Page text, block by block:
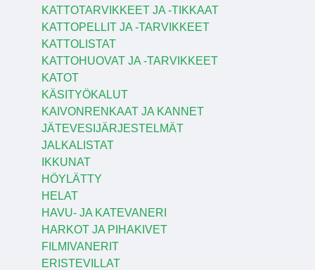
KATTOTARVIKKEET JA -TIKKAAT
KATTOPELLIT JA -TARVIKKEET
KATTOLISTAT
KATTOHUOVAT JA -TARVIKKEET
KATOT
KÄSITYÖKALUT
KAIVONRENKAAT JA KANNET
JÄTEVESIJÄRJESTELMÄT
JALKALISTAT
IKKUNAT
HÖYLÄTTY
HELAT
HAVU- JA KATEVANERI
HARKOT JA PIHAKIVET
FILMIVANERIT
ERISTEVILLAT